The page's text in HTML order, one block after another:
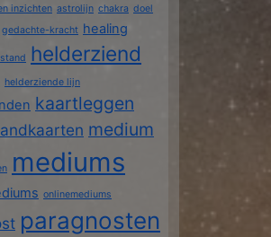
inzichten astrolijn chakra doel
gedachte-kracht healing
helderziend
helderziende lijn
kaartleggen
medium
mediums
onlinemediums
paragnosten